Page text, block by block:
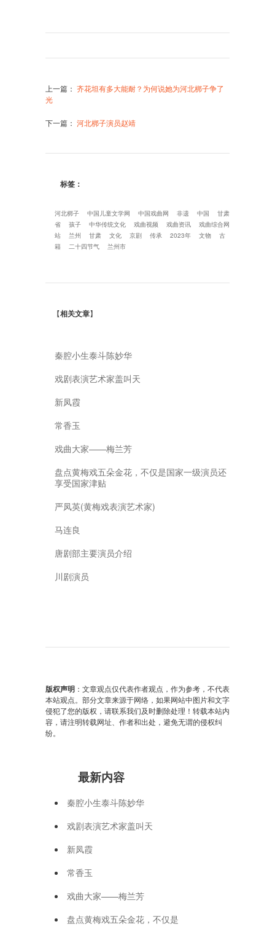
上一篇 ： 齐花坦有多大能耐？为何说她为河北梆子争了
光
下一篇 ： 河北梆子演员赵靖
标签：
河北梆子 中国儿童文学网 中国戏曲网 非遗 中国
甘肃
省
孩子 中华传统文化 戏曲视频 戏曲资讯
戏曲综合网
站
兰州 甘肃 文化 京剧 传承 2023年 文物
古
籍
二十四节气 兰州市
【相关文章】
秦腔小生泰斗陈妙华
戏剧表演艺术家盖叫天
新凤霞
常香玉
戏曲大家——梅兰芳
盘点黄梅戏五朵金花，不仅是国家一级演员还
享受国家津贴
严凤英(黄梅戏表演艺术家)
马连良
唐剧部主要演员介绍
川剧演员
版权声明 ：文章观点仅代表作者观点，作为参考，不代表
本站观点。部分文章来源于网络，如果网站中图片和文字
侵犯了您的版权，请联系我们及时删除处理！转载本站内
容，请注明转载网址、作者和出处，避免无谓的侵权纠
纷。
最新内容
秦腔小生泰斗陈妙华
戏剧表演艺术家盖叫天
新凤霞
常香玉
戏曲大家——梅兰芳
盘点黄梅戏五朵金花，不仅是